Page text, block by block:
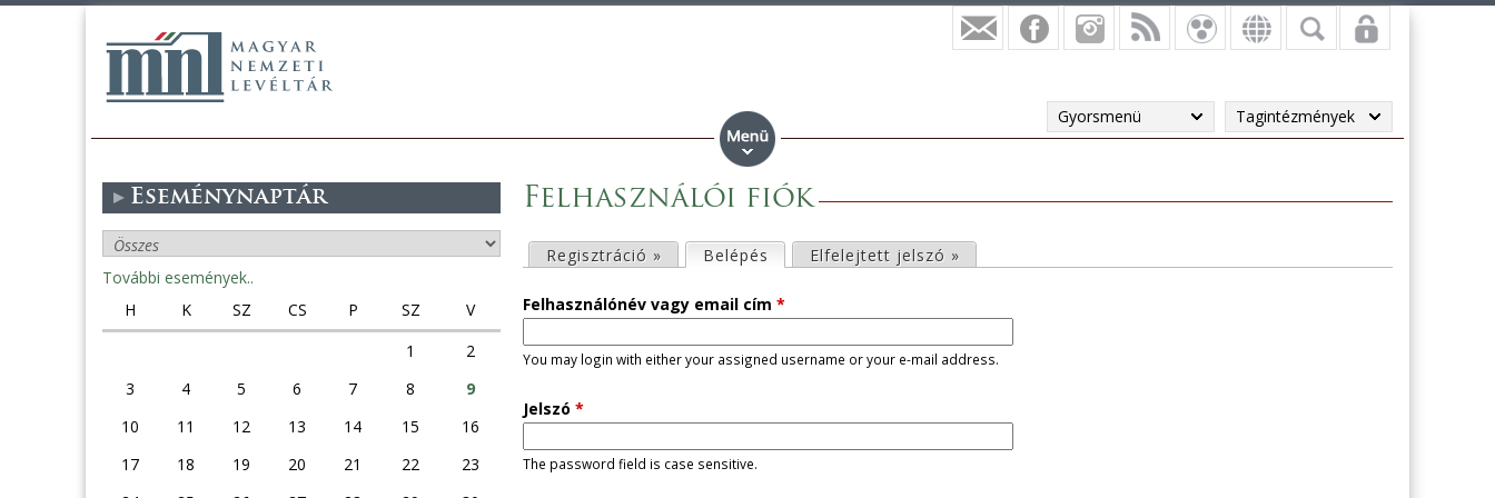
Gyorsmenü Tagintézmények
Felhasználói fiók
l
s
ő
d
Regisztráció » Belépés (aktív fül)Elfelejtett jelszó »
Felhasználónév vagy email cím *
You may login with either your assigned username or your e-mail address.
Jelszó *
The password field is case sensitive.
Eseménynaptár
További események..
H
K SZ CS P SZ
V
1
2
3
4 5 6 7 8
9
10
11 12 13 14 15
16
17
18 19 20 21 22
23